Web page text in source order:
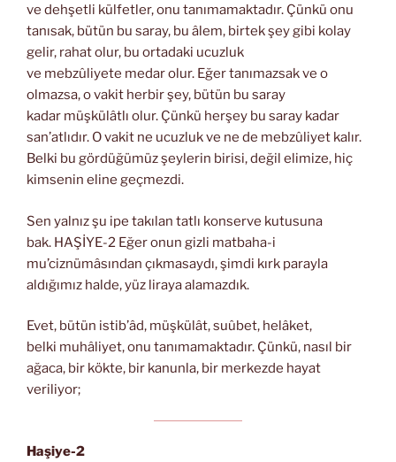
ve dehşetli külfetler, onu tanımamaktadır. Çünkü onu
tanısak, bütün bu saray, bu âlem, birtek şey gibi kolay
gelir, rahat olur, bu ortadaki ucuzluk
ve mebzûliyete medar olur. Eğer tanımazsak ve o
olmazsa, o vakit herbir şey, bütün bu saray
kadar müşkülâtlı olur. Çünkü herşey bu saray kadar
san’atlıdır. O vakit ne ucuzluk ve ne de mebzûliyet kalır.
Belki bu gördüğümüz şeylerin birisi, değil elimize, hiç
kimsenin eline geçmezdi.
Sen yalnız şu ipe takılan tatlı konserve kutusuna
bak. HAŞİYE-2 Eğer onun gizli matbaha-i
mu’ciznümâsından çıkmasaydı, şimdi kırk parayla
aldığımız halde, yüz liraya alamazdık.
Evet, bütün istib’âd, müşkülât, suûbet, helâket,
belki muhâliyet, onu tanımamaktadır. Çünkü, nasıl bir
ağaca, bir kökte, bir kanunla, bir merkezde hayat
veriliyor;
Haşiye-2